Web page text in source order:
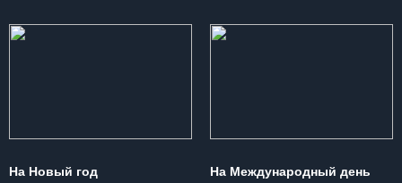
На Новый год
На Международный день